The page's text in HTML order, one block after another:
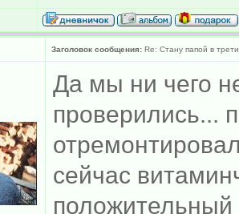
Заголовок сообщения: Re: Стану папой в
Да мы ни чего
проверились...
сейчас
положительный